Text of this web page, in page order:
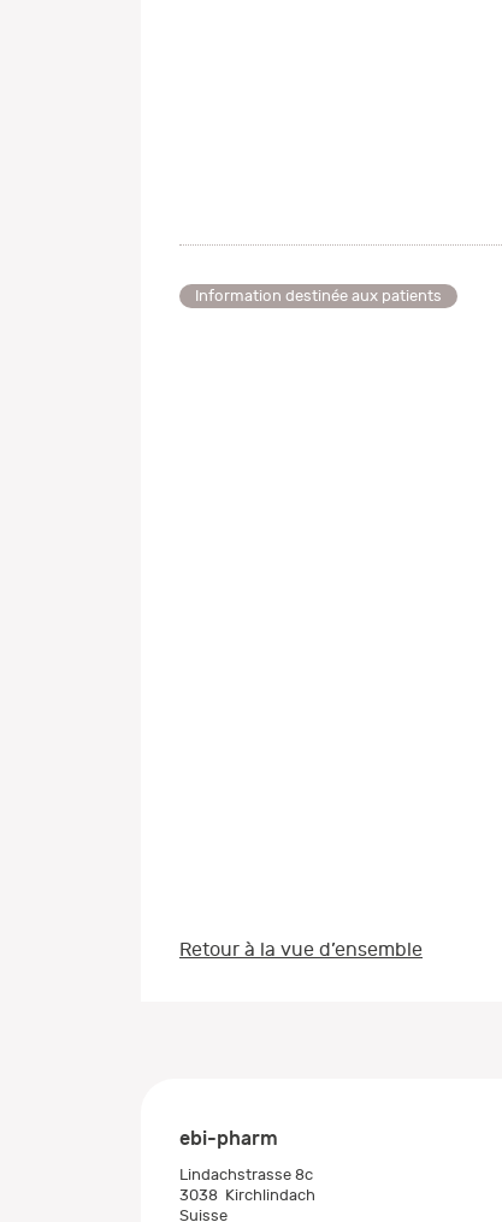
Information destinée aux patients
Retour à la vue d’ensemble
ebi-pharm
Lindachstrasse 8c
3038 Kirchlindach
Suisse